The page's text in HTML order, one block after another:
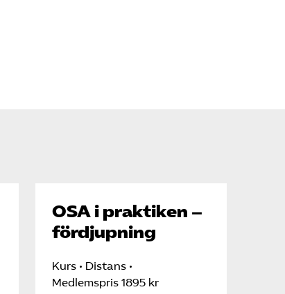
OSA i praktiken –
fördjupning
Kurs
Distans
Medlemspris 1895 kr